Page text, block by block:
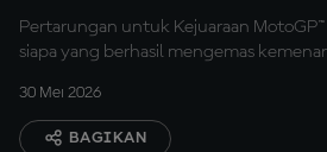
Pertarungan untuk Kejuaraan
siapa yang berhasil mengemas
30 Mei 2026
BAGIKAN